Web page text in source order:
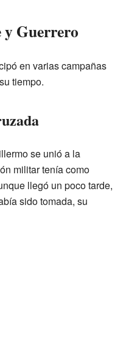
y Guerrero
en varias campañas
tiempo.
se unió a la
militar tenía como
llegó un poco tarde,
sido tomada, su